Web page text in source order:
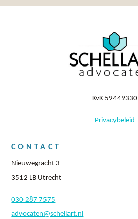
KvK 59449330
Privacybeleid
CONTACT
Nieuwegracht 3
3512 LB Utrecht
030 287 7575
advocaten@schellart.nl